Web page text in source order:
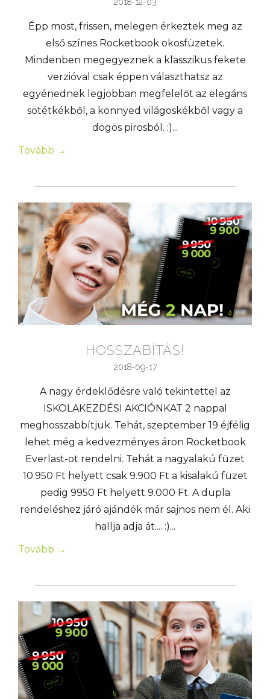
2018-12-03
Épp most, frissen, melegen érkeztek meg az
első színes Rocketbook okosfüzetek.
Mindenben megegyeznek a klasszikus fekete
verzióval csak éppen választhatsz az
egyénednek legjobban megfelelőt az elegáns
sötétkékből, a könnyed világoskékből vagy a
dögös pirosból. :)...
Tovább →
HOSSZABÍTÁS!
2018-09-17
A nagy érdeklődésre való tekintettel az
ISKOLAKEZDÉSI AKCIÓNKAT 2 nappal
meghosszabbítjuk. Tehát, szeptember 19 éjfélig
lehet még a kedvezményes áron Rocketbook
Everlast-ot rendelni. Tehát a nagyalakú füzet
10.950 Ft helyett csak 9.900 Ft a kisalakú füzet
pedig 9950 Ft helyett 9.000 Ft. A dupla
rendeléshez járó ajándék már sajnos nem él. Aki
hallja adja át.... :)...
Tovább →